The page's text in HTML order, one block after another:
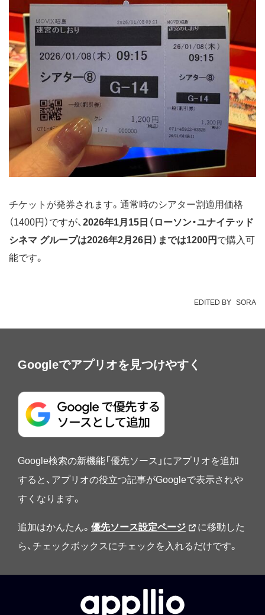
チケットが発券されます。通常時のシアター割適用価格
（1400円）ですが、 2026年1月15日（ローソン・ユナイテッド
シネマ グループは2026年2月26日）までは1200円 で購入可
能です。
EDITED BY SORA
Googleでアプリオを見つけやすく
Google検索の新機能「優先ソース」にアプリオを追加
すると、アプリオの役立つ記事がGoogleで表示されや
すくなります。
追加はかんたん。 優先ソース設定ページ
に移動した
ら、チェックボックスにチェックを入れるだけです。